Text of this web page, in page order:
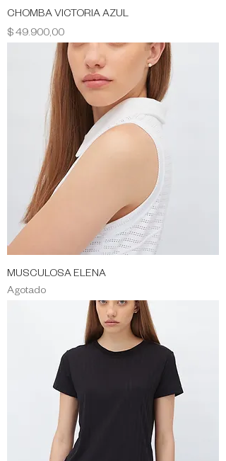
CHOMBA VICTORIA AZUL
Precio
$ 49.900,00
MUSCULOSA ELENA
Agotado